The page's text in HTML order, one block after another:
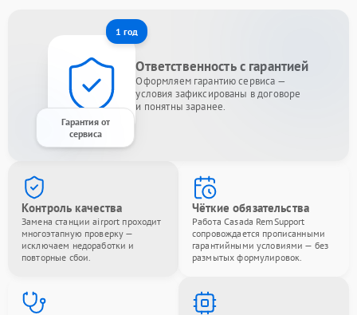
1 год
Гарантия от
сервиса
Ответственность с гарантией
Оформляем гарантию сервиса —
условия зафиксированы в договоре
и понятны заранее.
Контроль качества
Замена станции airport проходит
многоэтапную проверку —
исключаем недоработки и
повторные сбои.
Чёткие обязательства
Работа Casada RemSupport
сопровождается прописанными
гарантийными условиями — без
размытых формулировок.